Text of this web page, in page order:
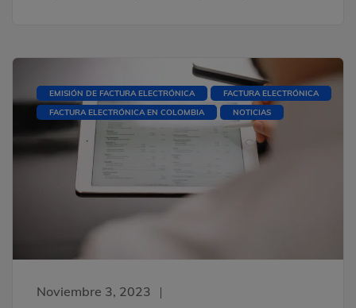
EMISIÓN DE FACTURA ELECTRÓNICA
FACTURA ELECTRÓNICA
FACTURA ELECTRÓNICA EN COLOMBIA
NOTICIAS
Noviembre 3, 2023